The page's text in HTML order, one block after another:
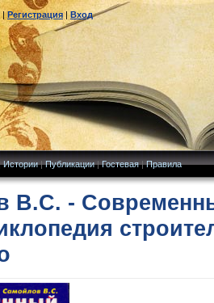
|Регистрация|Вход
Истории|Публикации|Гостевая|Правила
В.С. -